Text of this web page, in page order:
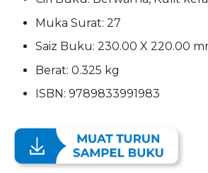
Muka Surat: 27
Saiz Buku: 230.00 X 220.00
Berat: 0.325 kg
ISBN: 9789833991983